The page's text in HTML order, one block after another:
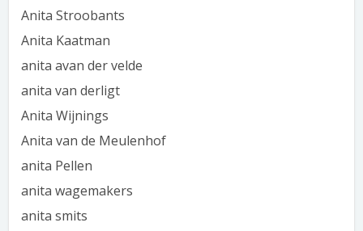
Anita Stroobants
Anita Kaatman
anita avan der velde
anita van derligt
Anita Wijnings
Anita van de Meulenhof
anita Pellen
anita wagemakers
anita smits